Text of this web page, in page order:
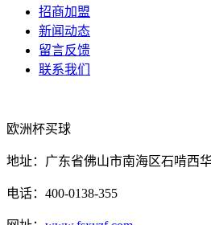
招商加盟
新闻动态
留言反馈
联系我们
欧洲杯买球
地址：广东省佛山市南海区石啃西
电话：400-0138-355